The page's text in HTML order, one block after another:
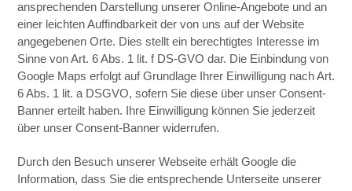
ansprechenden Darstellung unserer Online-Angebote und an
einer leichten Auffindbarkeit der von uns auf der Website
angegebenen Orte. Dies stellt ein berechtigtes Interesse im
Sinne von Art. 6 Abs. 1 lit. f DS-GVO dar. Die Einbindung von
Google Maps erfolgt auf Grundlage Ihrer Einwilligung nach Art.
6 Abs. 1 lit. a DSGVO, sofern Sie diese über unser Consent-
Banner erteilt haben. Ihre Einwilligung können Sie jederzeit
über unser Consent-Banner widerrufen.
Durch den Besuch unserer Webseite erhält Google die
Information, dass Sie die entsprechende Unterseite unserer